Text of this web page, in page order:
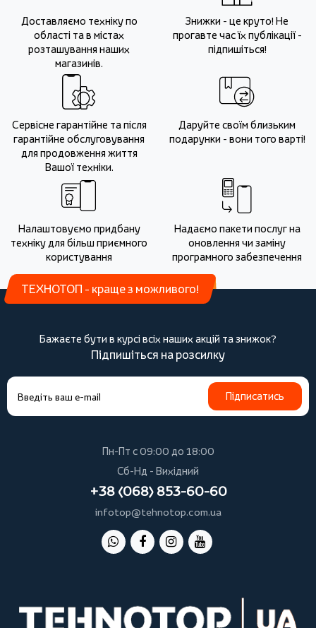
Доставляємо техніку по
області та в містах
розташування наших
магазинів.
Знижки - це круто! Не
прогавте час їх публікації -
підпишіться!
Сервісне гарантійне та після
гарантійне обслуговування
для продовження життя
Вашої техніки.
Даруйте своїм близьким
подарунки - вони того варті!
Налаштовуємо придбану
техніку для більш приємного
користування
Надаємо пакети послуг на
оновлення чи заміну
програмного забезпечення
ТЕХНОТОП - краще з можливого!
Бажаєте бути в курсі всіх наших акцій та знижок?
Підпишіться на розсилку
Підписатись
Пн-Пт с 09:00 до 18:00
Сб-Нд - Вихідний
+38 (068) 853-60-60
infotop@tehnotop.com.ua